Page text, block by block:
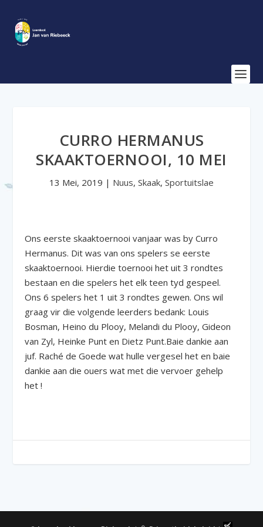
CURRO HERMANUS
SKAAKTOERNOOI, 10 MEI
13 Mei, 2019 | Nuus, Skaak, Sportuitslae
Ons eerste skaaktoernooi vanjaar was by Curro
Hermanus. Dit was van ons spelers se eerste
skaaktoernooi. Hierdie toernooi het uit 3 rondtes
bestaan en die spelers het elk teen tyd gespeel.
Ons 6 spelers het 1 uit 3 rondtes gewen. Ons wil
graag vir die volgende leerders bedank: Louis
Bosman, Heino du Plooy, Melandi du Plooy, Gideon
van Zyl, Heinke Punt en Dietz Punt.Baie dankie aan
juf. Raché de Goede wat hulle vergesel het en baie
dankie aan die ouers wat met die vervoer gehelp
het !